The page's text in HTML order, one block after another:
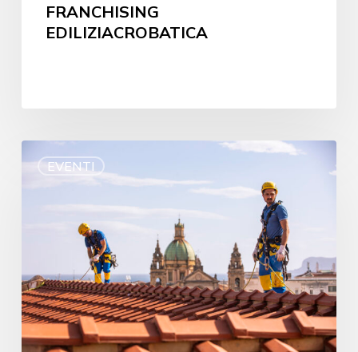
FRANCHISING
EDILIZIACROBATICA
EVENTI